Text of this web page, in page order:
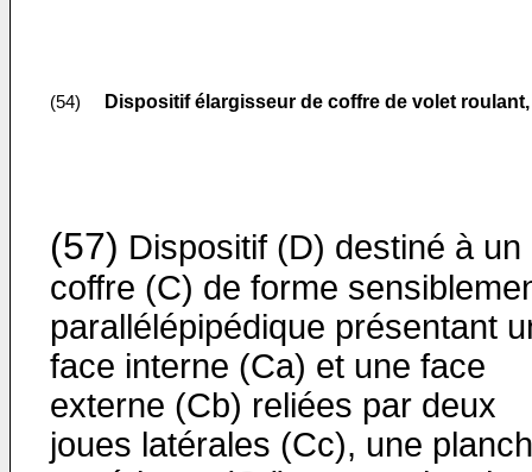
(54) Dispositif élargisseur de coffre de volet
(57) Dispositif (D) destiné à un
coffre (C) de forme
parallélépipédique présentant
face interne (Ca) et une face
externe (Cb) reliées par deux
joues latérales (Cc), une